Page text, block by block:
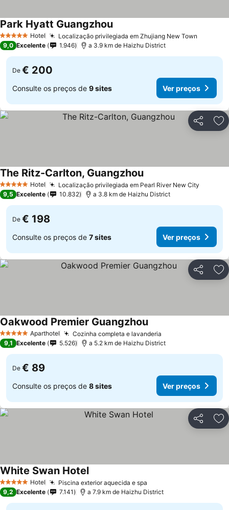
5 Estrelas Hotel Localização privilegiada em Zhujiang New Town
Park Hyatt Guangzhou
9,0 Excelente 1.946 a 3.9 km de Haizhu District
De € 200
Consulte os preços de 9 sites Ver preços
Partilhar
5 Estrelas Hotel Localização privilegiada em Pearl River New City
The Ritz-Carlton, Guangzhou
9,5 Excelente 10.832 a 3.8 km de Haizhu District
De € 198
Consulte os preços de 7 sites Ver preços
Partilhar
5 Estrelas Aparthotel Cozinha completa e lavanderia
Oakwood Premier Guangzhou
9,1 Excelente 5.526 a 5.2 km de Haizhu District
De € 89
Consulte os preços de 8 sites Ver preços
Partilhar
5 Estrelas Hotel Piscina exterior aquecida e spa
White Swan Hotel
9,2 Excelente 7.141 a 7.9 km de Haizhu District